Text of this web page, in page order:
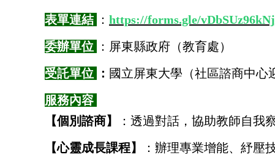
表單連結 ： https://forms.gle/
委辦單位
：屏東縣政府（教育處）
受託單位
： 國立屏東大學（社區諮商中心
服務內容
【個別諮商】
：透過對話，協助教師自我
【心靈成長課程】
：辦理專業增能、紓壓